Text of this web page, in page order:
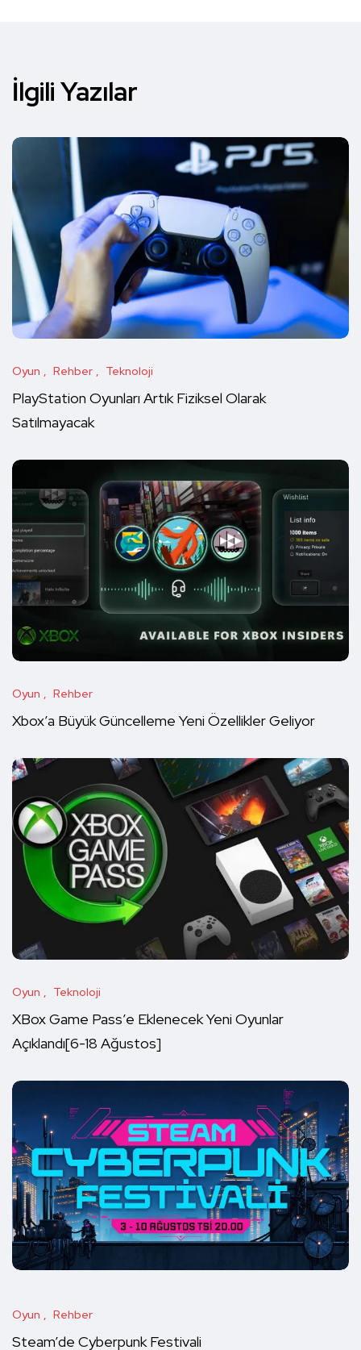
İlgili Yazılar
Oyun Rehber Teknoloji
PlayStation Oyunları Artık Fiziksel Olarak
Satılmayacak
Oyun Rehber
Xbox’a Büyük Güncelleme Yeni Özellikler Geliyor
Oyun Teknoloji
XBox Game Pass’e Eklenecek Yeni Oyunlar
Açıklandı[6-18 Ağustos]
Oyun Rehber
Steam’de Cyberpunk Festivali